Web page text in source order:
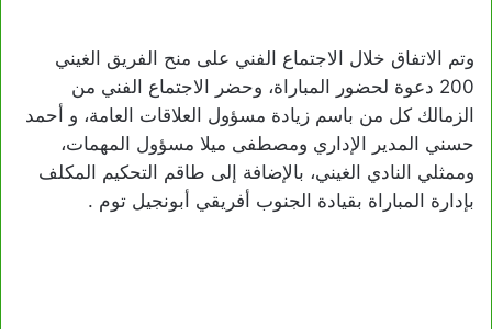
وتم الاتفاق خلال الاجتماع الفني على منح الفريق الغيني
200 دعوة لحضور المباراة، وحضر الاجتماع الفني من
الزمالك كل من باسم زيادة مسؤول العلاقات العامة، و أحمد
حسني المدير الإداري ومصطفى ميلا مسؤول المهمات،
وممثلي النادي الغيني، بالإضافة إلى طاقم التحكيم المكلف
بإدارة المباراة بقيادة الجنوب أفريقي أبونجيل توم .